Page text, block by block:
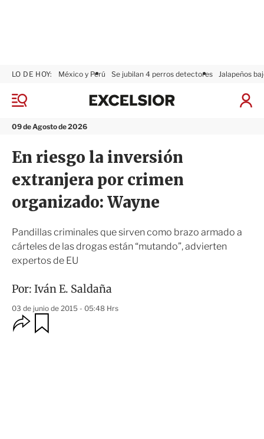
M
n
09 de Agosto de 2026
LO DE HOY: México y Perú Se jubilan 4 perros detectores Jalapeños
I
x
i
r
En riesgo la inversión
extranjera por crimen
organizado: Wayne
Pandillas criminales que sirven como brazo armado a
cárteles de las drogas están “mutando”, advierten
expertos de EU
Por: Iván E. Saldaña
03 de junio de 2015 - 05:48 Hrs
O
p